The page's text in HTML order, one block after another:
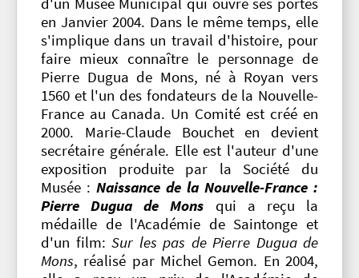
d'un Musée Municipal qui ouvre ses portes
en Janvier 2004. Dans le même temps, elle
s'implique dans un travail d'histoire, pour
faire mieux connaître le personnage de
Pierre Dugua de Mons, né à Royan vers
1560 et l'un des fondateurs de la Nouvelle-
France au Canada. Un Comité est créé en
2000. Marie-Claude Bouchet en devient
secrétaire générale. Elle est l'auteur d'une
exposition produite par la Société du
Musée : Naissance de la Nouvelle-France :
Pierre Dugua de Mons qui a reçu la
médaille de l'Académie de Saintonge et
d'un film: Sur les pas de Pierre Dugua de
Mons, réalisé par Michel Gemon. En 2004,